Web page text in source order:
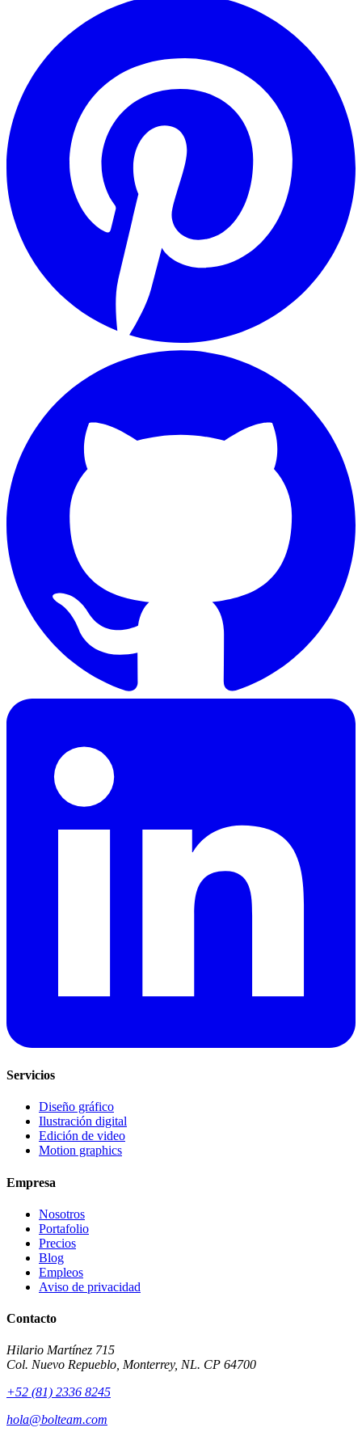
Servicios
Diseño gráfico
Ilustración digital
Edición de video
Motion graphics
Empresa
Nosotros
Portafolio
Precios
Blog
Empleos
Aviso de privacidad
Contacto
Hilario Martínez 715
Col. Nuevo Repueblo, Monterrey, NL. CP 64700
+52 (81) 2336 8245
hola@bolteam.com